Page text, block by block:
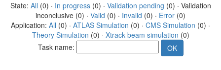
State: All (0) · In progress(0) · Validation pending (0) · Validation
inconclusive (0) · Valid (0) · Invalid (0) · Error (0)
Application: All (0) · ATLAS Simulation (0) · CMS Simulation (0) ·
Theory Simulation (0) · Xtrack beam simulation (0)
Task name: